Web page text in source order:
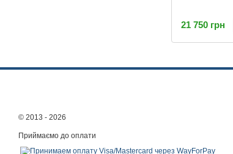
21 750 грн
© 2013 - 2026
Приймаємо до оплати